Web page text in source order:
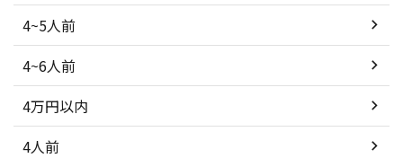
4~5人前
4~6人前
4万円以内
4人前